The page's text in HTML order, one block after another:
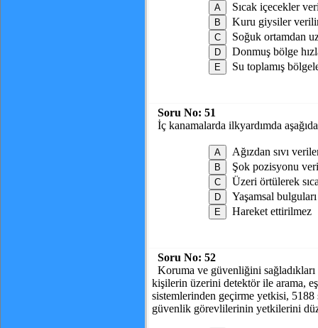
Sıcak içecekler
Kuru giysiler
Soğuk ortamdan
Donmuş bölge
Su toplamış
Soru No: 51
İç kanamalarda ilkyardımda
Ağızdan sıvı
Şok pozisyonu
Üzeri örtülerek
Yaşamsal
Hareket ettirilmez
Soru No: 52
Koruma ve güvenliğini
kişilerin üzerini detektör ile arama,
sistemlerinden geçirme yetkisi,
güvenlik görevlilerinin yetkilerini